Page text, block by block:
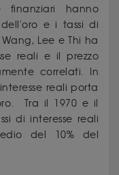
finanziari hanno
e i tassi di
Lee e Thi ha
reali e il prezzo
correlati. In
reali porta
Tra il 1970 e il
di interesse reali
del 10% del